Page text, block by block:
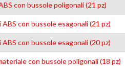
con bussole poligonali (21 pz)
con bussole esagonali (21 pz)
con bussole esagonali (20 pz)
con bussole poligonali (18 pz)